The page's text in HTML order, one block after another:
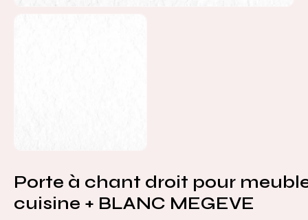
Porte à chant droit pour
cuisine + BLANC MEGEVE